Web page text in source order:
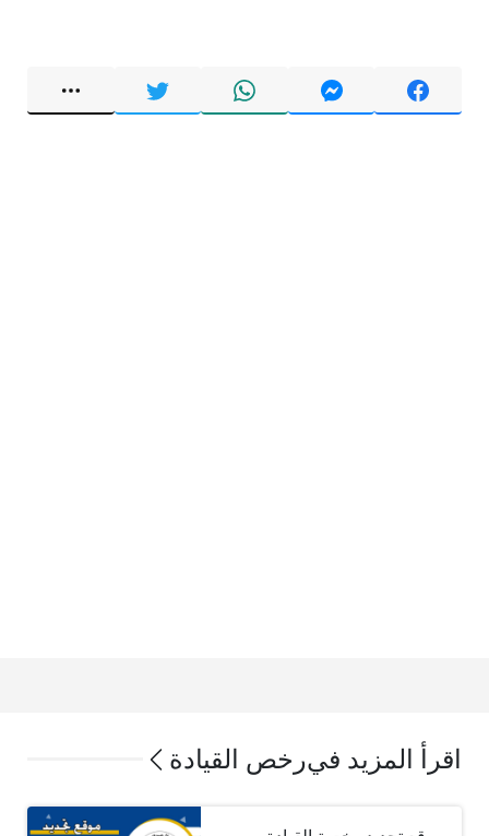
اقرأ المزيد فيرخص القيادة